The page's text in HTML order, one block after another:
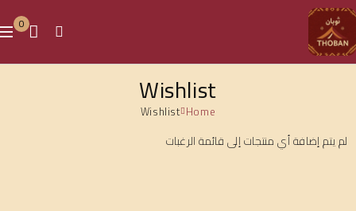
0
Wishlist
Home
Wishlist
لم يتم إضافة أي منتجات إلى قائمة الرغبات